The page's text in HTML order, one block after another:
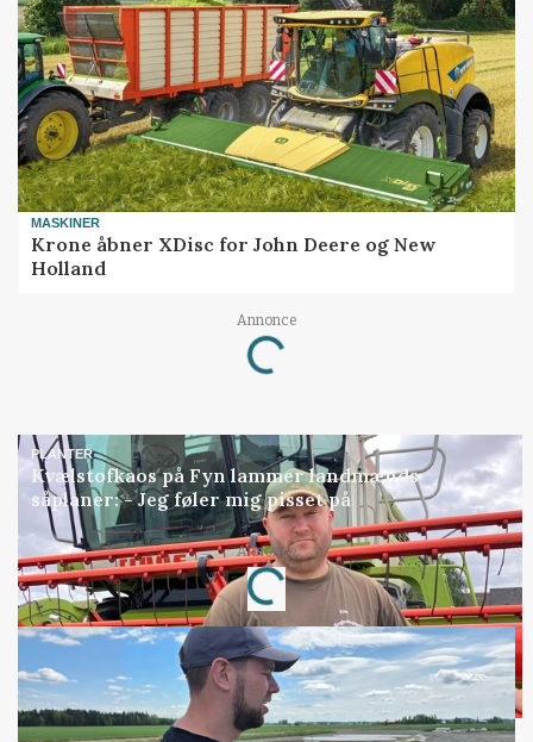
MASKINER
Krone åbner XDisc for John Deere og New
Holland
Annonce
Loading...
PLANTER
Kvælstofkaos på Fyn lammer landmænds
såplaner: - Jeg føler mig pisset på
Annonce
Loading...